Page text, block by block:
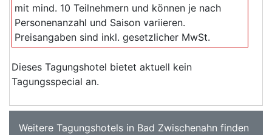
mit mind. 10 Teilnehmern und können je nach
Personenanzahl und Saison variieren.
Preisangaben sind inkl. gesetzlicher MwSt.
Dieses Tagungshotel bietet aktuell kein
Tagungsspecial an.
Weitere Tagungshotels in Bad Zwischenahn finden